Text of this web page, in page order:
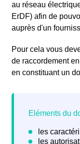
au réseau
ErDF) afin de
auprès d'un
Pour cela vous
de raccordement
en constituant un